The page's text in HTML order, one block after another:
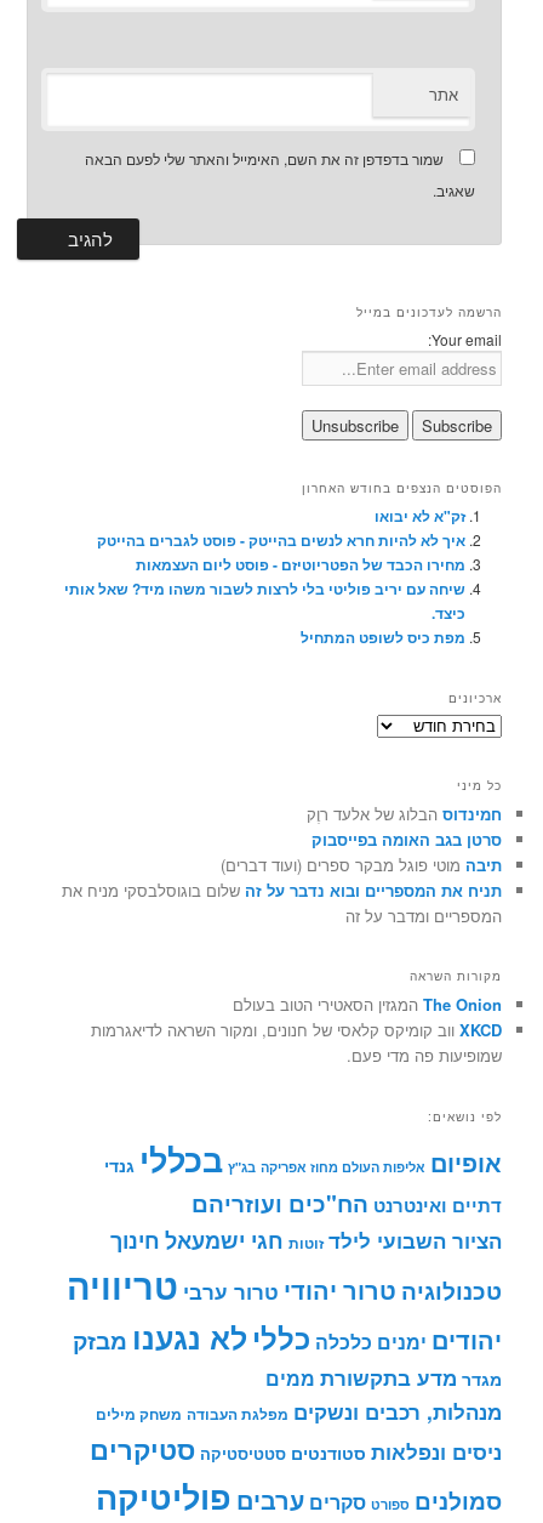
אתר
שמור בדפדפן זה את השם, האימייל והאתר שלי לפעם הבאה
שאגיב.
הרשמה לעדכונים במייל
Your email:
הפוסטים הנצפים בחודש האחרון
זק"א לא יבואו
איך לא להיות חרא לנשים בהייטק - פוסט לגברים בהייטק
מחירו הכבד של הפטריוטיזם - פוסט ליום העצמאות
שיחה עם יריב פוליטי בלי לרצות לשבור משהו מיד? שאל אותי
כיצד.
מפת כיס לשופט המתחיל
ארכיונים
ארכיונים
כל מיני
חמינדוס הבלוג של אלעד רוֶק
סרטן בגב האומה בפייסבוק
תיבה מוטי פוגל מבקר ספרים (ועוד דברים)
תניח את המספריים ובוא נדבר על זה שלום בוגוסלבסקי מניח את
המספריים ומדבר על זה
מקורות השראה
The Onion המגזין הסאטירי הטוב בעולם
XKCD ווב קומיקס קלאסי של חנונים, ומקור השראה לדיאגרמות
שמופיעות פה מדי פעם.
לפי נושאים:
אופיום אליפות העולם מחוז אפריקה בג"ץ בכללי גנדי
דתיים ואינטרנט הח"כים ועוזריהם
הציור השבועי לילד זוטות חגי ישמעאל חינוך
טכנולוגיה טרור יהודי טרור ערבי טריוויה
יהודים ימנים כלכלה כללי לא נגענו מבזק
מגדר מדע בתקשורת ממים
מנהלות, רכבים ונשקים מפלגת העבודה משחק מילים
ניסים ונפלאות סטודנטים סטטיסטיקה סטיקרים
סמולנים ספורט סקרים ערבים פוליטיקה